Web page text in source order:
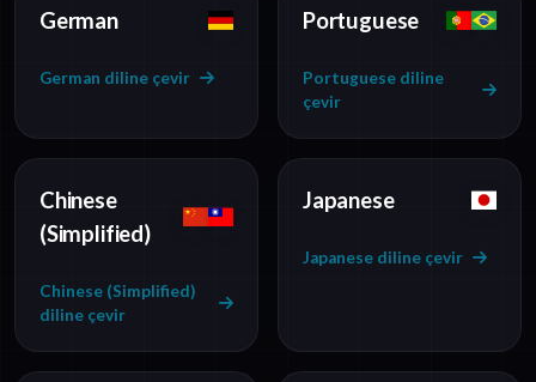
German
German diline çevir
Portuguese
Portuguese diline
çevir
Chinese
(Simplified)
Chinese (Simplified)
diline çevir
Japanese
Japanese diline çevir